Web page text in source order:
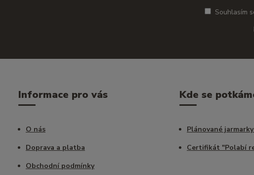
Souhlasím
Informace pro vás
O nás
Doprava a platba
Obchodní podmínky
Kde se
Plánované
Certifikát "Polabí